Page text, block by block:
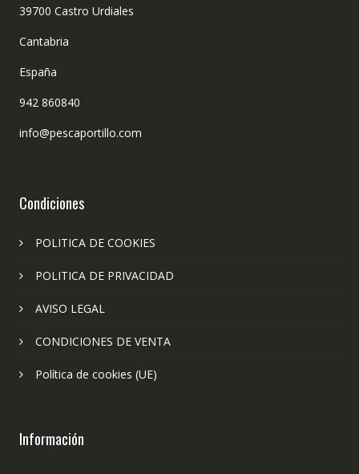
39700 Castro Urdiales
Cantabria
España
942 860840
info@pescaportillo.com
Condiciones
POLITICA DE COOKIES
POLITICA DE PRIVACIDAD
AVISO LEGAL
CONDICIONES DE VENTA
Política de cookies (UE)
Información